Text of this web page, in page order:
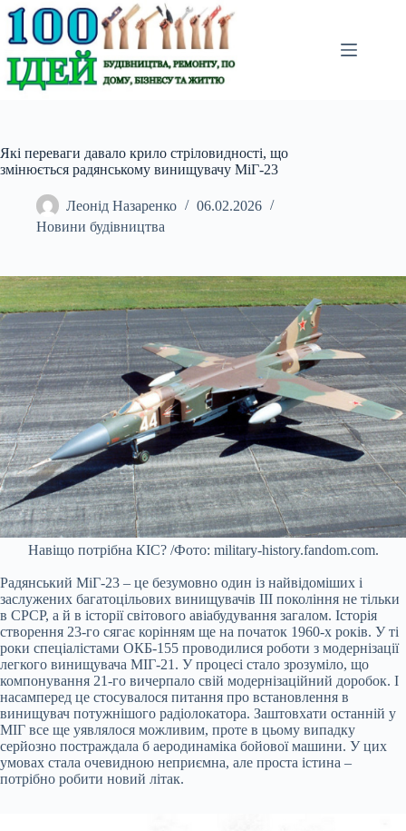
Перейти
до
вмісту
Які переваги давало крило стріловидності, що
змінюється радянському винищувачу МіГ-23
Леонід Назаренко
06.02.2026
Новини будівництва
Навіщо потрібна КІС? /Фото: military-history.fandom.com.
Радянський МіГ-23 – це безумовно один із найвідоміших і
заслужених багатоцільових винищувачів ІІІ покоління не тільки
в СРСР, а й в історії світового авіабудування загалом. Історія
створення 23-го сягає корінням ще на початок 1960-х років. У ті
роки спеціалістами ОКБ-155 проводилися роботи з модернізації
легкого винищувача МІГ-21. У процесі стало зрозуміло, що
компонування 21-го вичерпало свій модернізаційний доробок. І
насамперед це стосувалося питання про встановлення в
винищувач потужнішого радіолокатора. Заштовхати останній у
МІГ все ще уявлялося можливим, проте в цьому випадку
серйозно постраждала б аеродинаміка бойової машини. У цих
умовах стала очевидною неприємна, але проста істина –
потрібно робити новий літак.